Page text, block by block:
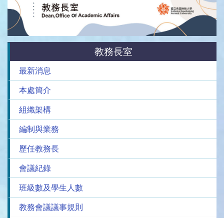
教務長室
最新消息
本處簡介
組織架構
編制與業務
歷任教務長
會議紀錄
班級數及學生人數
教務會議議事規則